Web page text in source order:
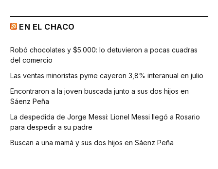
EN EL CHACO
Robó chocolates y $5.000: lo detuvieron a pocas cuadras
del comercio
Las ventas minoristas pyme cayeron 3,8% interanual en julio
Encontraron a la joven buscada junto a sus dos hijos en
Sáenz Peña
La despedida de Jorge Messi: Lionel Messi llegó a Rosario
para despedir a su padre
Buscan a una mamá y sus dos hijos en Sáenz Peña